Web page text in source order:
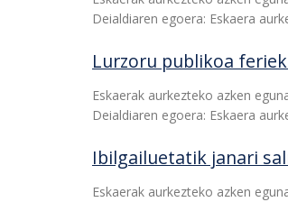
Deialdiaren egoera: Eskaera
Lurzoru publikoa
Eskaerak aurkezteko azken
Deialdiaren egoera: Eskaera
Ibilgailuetatik janari
Eskaerak aurkezteko azken